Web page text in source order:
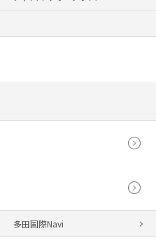
多田国際Navi